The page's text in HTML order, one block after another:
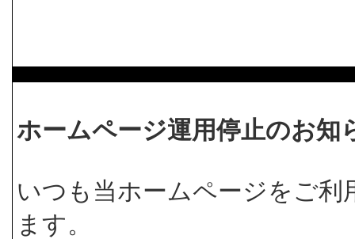
ホームページ運用停止のお知
いつも当ホームページをご
ます。